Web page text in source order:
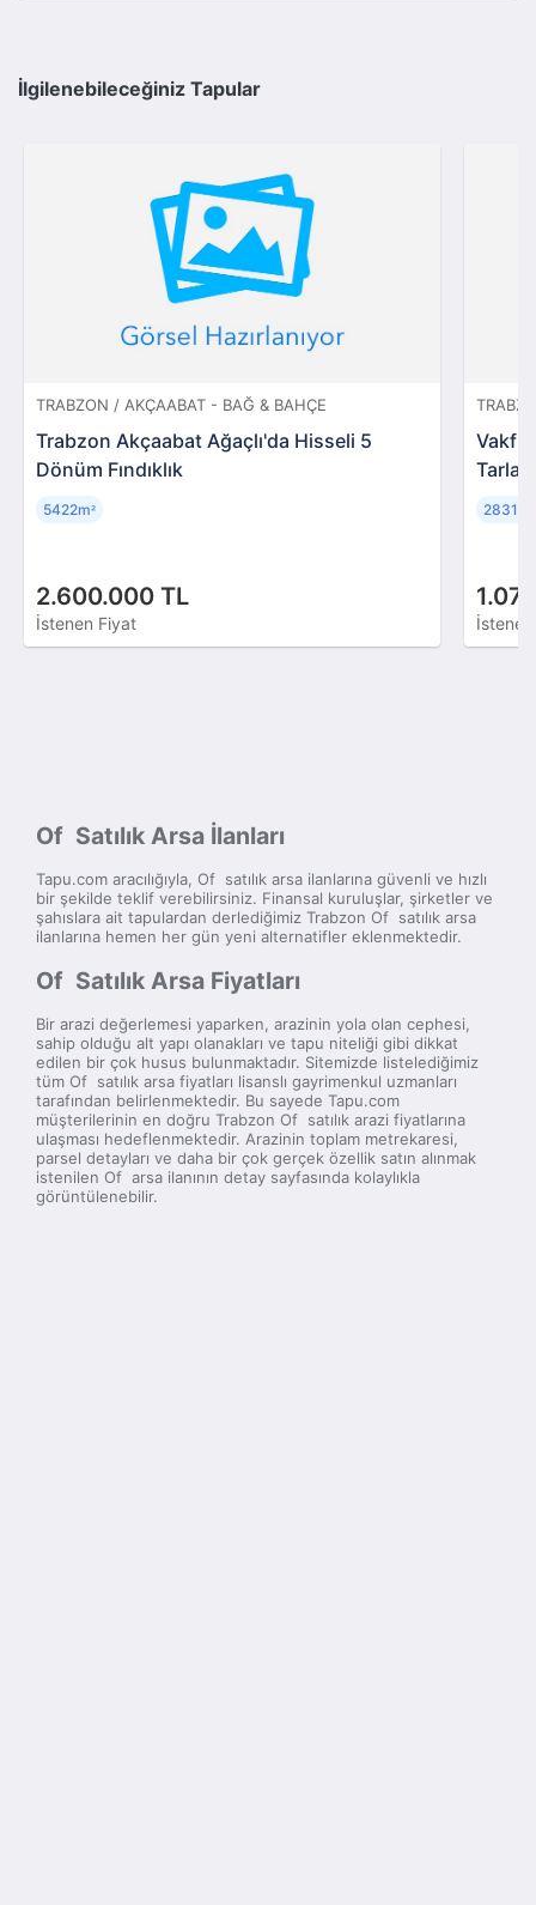
İlgilenebileceğiniz Tapular
TRABZON / AKÇAABAT - BAĞ & BAHÇE
Trabzon Akçaabat Ağaçlı'da Hisseli 5
Dönüm Fındıklık
2.600.000 TL
İstenen Fiyat
5422m²
Tarla
2831m
Of Satılık Arsa İlanları
Tapu.com aracılığıyla, Of satılık arsa ilanlarına güvenli ve hızlı
bir şekilde teklif verebilirsiniz. Finansal kuruluşlar, şirketler ve
şahıslara ait tapulardan derlediğimiz Trabzon Of satılık arsa
ilanlarına hemen her gün yeni alternatifler eklenmektedir.
Of Satılık Arsa Fiyatları
Bir arazi değerlemesi yaparken, arazinin yola olan cephesi,
sahip olduğu alt yapı olanakları ve tapu niteliği gibi dikkat
edilen bir çok husus bulunmaktadır. Sitemizde listelediğimiz
tüm Of satılık arsa fiyatları lisanslı gayrimenkul uzmanları
tarafından belirlenmektedir. Bu sayede Tapu.com
müşterilerinin en doğru Trabzon Of satılık arazi fiyatlarına
ulaşması hedeflenmektedir. Arazinin toplam metrekaresi,
parsel detayları ve daha bir çok gerçek özellik satın alınmak
istenilen Of arsa ilanının detay sayfasında kolaylıkla
görüntülenebilir.